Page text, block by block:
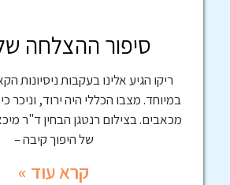
סיפור ההצלחה
ריקו הגיע אלינו בעקבות ניסיונות
במיוחד. מצבו הכללי היה ירוד, וניכר
מכאבים. בצילום רנטגן הבחין ד"ר
של היפוך קיבה –
קרא עוד »